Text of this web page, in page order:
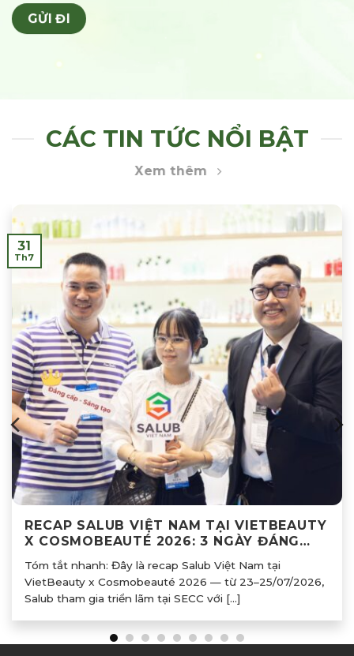
CÁC TIN TỨC NỔI BẬT
Xem thêm
RECAP SALUB VIỆT NAM TẠI VIETBEAUTY
X COSMOBEAUTÉ 2026: 3 NGÀY ĐÁNG
NHỚ TẠI GIAN HÀNG BI01
Tóm tắt nhanh: Đây là recap Salub Việt Nam tại
VietBeauty x Cosmobeauté 2026 — từ 23–25/07/2026,
Salub tham gia triển lãm tại SECC với [...]
31
Th7